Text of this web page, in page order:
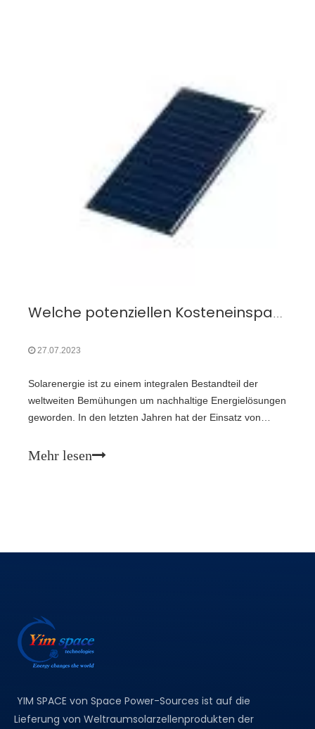
27.07.2023
Solarenergie ist zu einem integralen Bestandteil der
weltweiten Bemühungen um nachhaltige Energielösungen
geworden. In den letzten Jahren hat der Einsatz von
Bedeutung gewonnen, insbesondere im Bereich der
Mehr lesen
YIM SPACE von Space Power-Sources ist auf die
Lieferung von Weltraumsolarzellenprodukten der